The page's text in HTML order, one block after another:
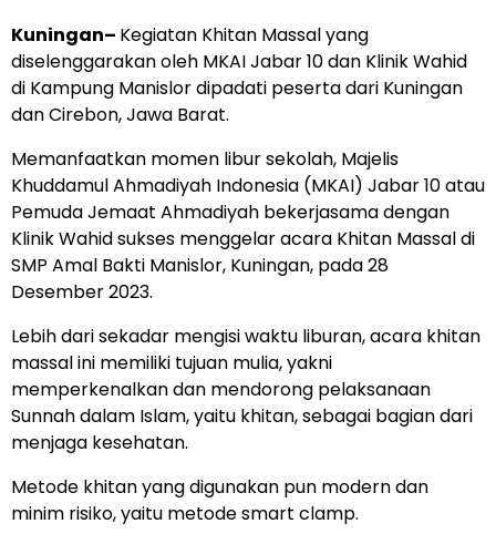
Kuningan– Kegiatan Khitan Massal yang
diselenggarakan oleh MKAI Jabar 10 dan Klinik Wahid
di Kampung Manislor dipadati peserta dari Kuningan
dan Cirebon, Jawa Barat.
Memanfaatkan momen libur sekolah, Majelis
Khuddamul Ahmadiyah Indonesia (MKAI) Jabar 10 atau
Pemuda Jemaat Ahmadiyah bekerjasama dengan
Klinik Wahid sukses menggelar acara Khitan Massal di
SMP Amal Bakti Manislor, Kuningan, pada 28
Desember 2023.
Lebih dari sekadar mengisi waktu liburan, acara khitan
massal ini memiliki tujuan mulia, yakni
memperkenalkan dan mendorong pelaksanaan
Sunnah dalam Islam, yaitu khitan, sebagai bagian dari
menjaga kesehatan.
Metode khitan yang digunakan pun modern dan
minim risiko, yaitu metode smart clamp.